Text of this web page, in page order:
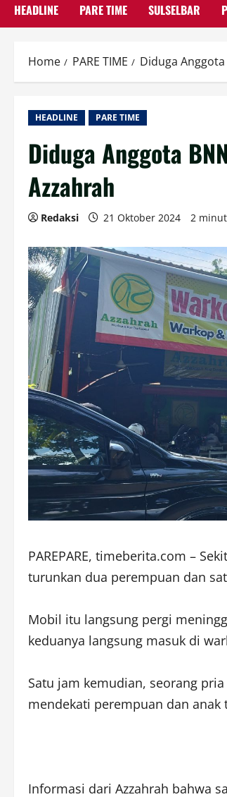
HEADLINE PARE TIME SULSELBAR
Home PARE TIME Diduga
HEADLINE PARE TIME
Diduga Anggota
Azzahrah
Redaksi 21 Oktober 2024 2
PAREPARE, timeberita.com –
turunkan dua perempuan dan
Mobil itu langsung pergi
keduanya langsung masuk di
Satu jam kemudian, seorang
mendekati perempuan dan anak
Informasi dari Azzahrah bahwa